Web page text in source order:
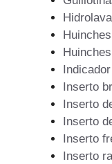
Inserto
Inserto
Inserto
Inserto
Inserto